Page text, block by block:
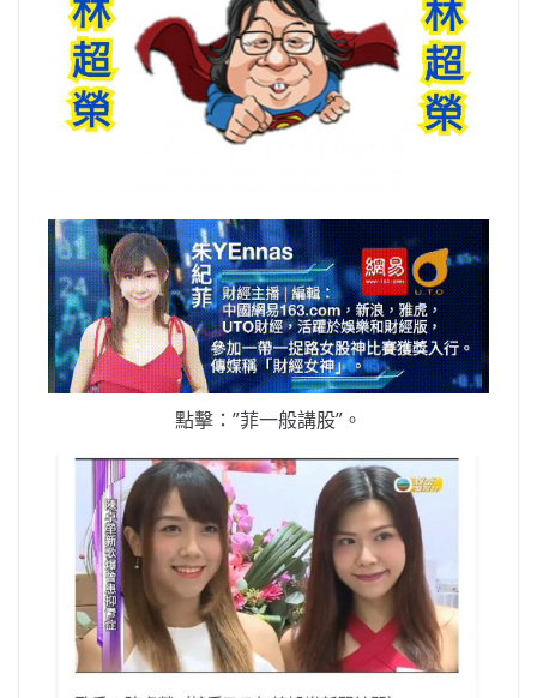
點擊：”菲一般講股”。